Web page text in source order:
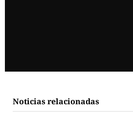
Noticias relacionadas